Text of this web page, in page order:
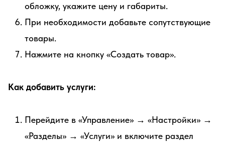
обложку, укажите цену и габариты.
При необходимости добавьте сопутствующие
товары.
Нажмите на кнопку «Создать товар».
Как добавить услуги:
Перейдите в «Управление» → «Настройки» →
«Разделы» → «Услуги» и включите раздел